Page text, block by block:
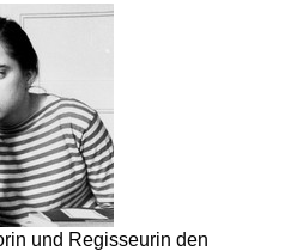
und Regisseurin den